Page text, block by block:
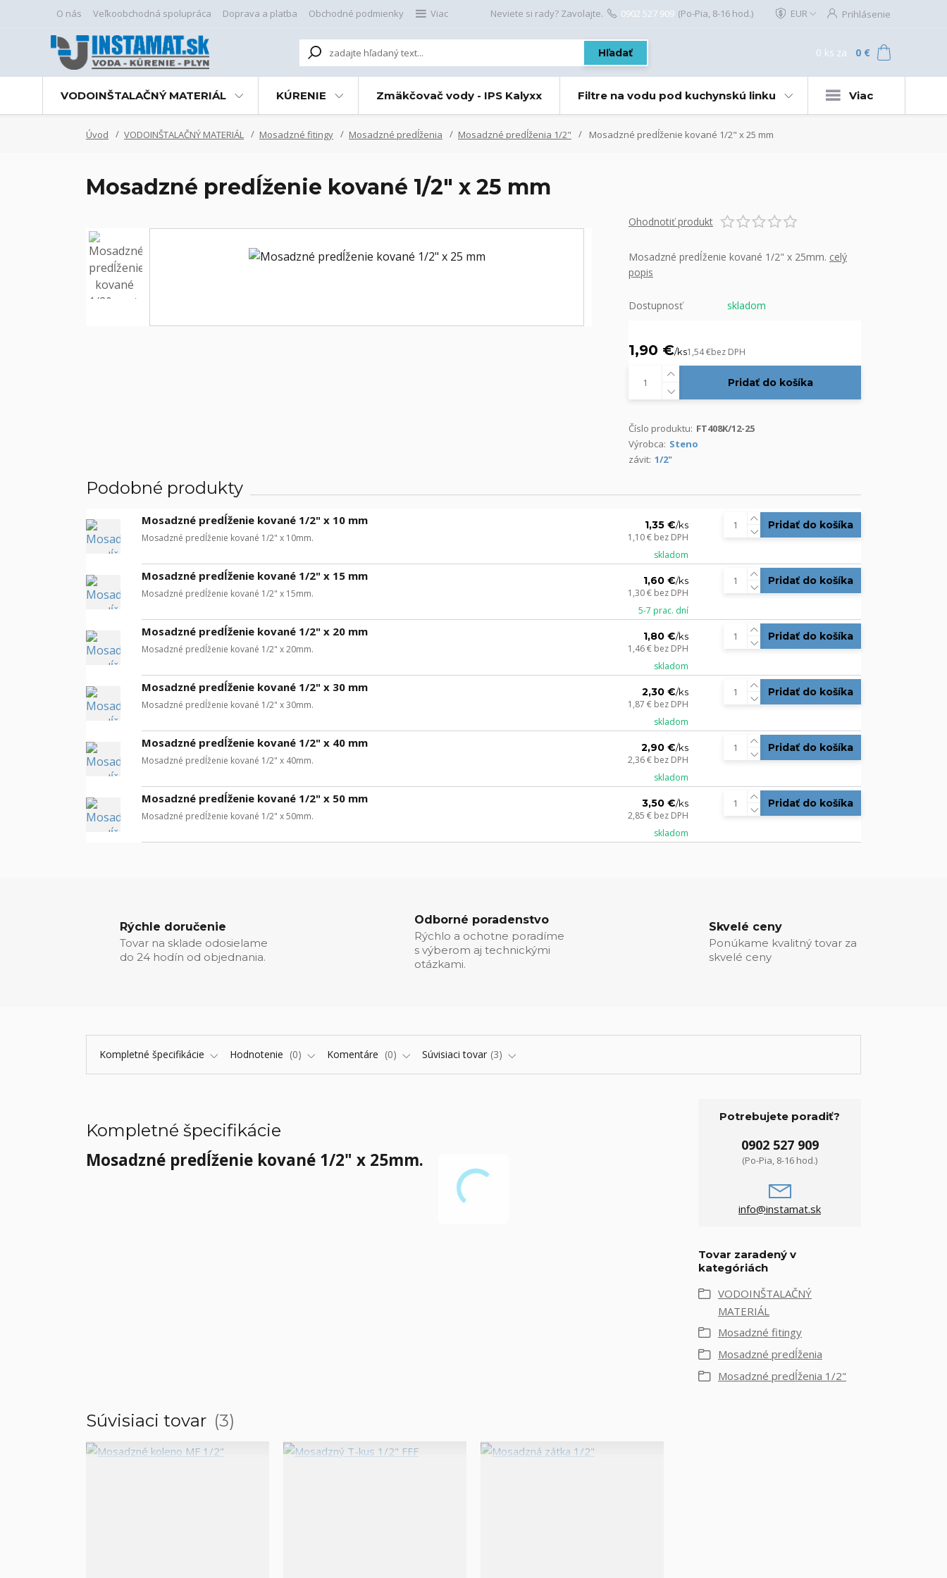
O nás Veľkoobchodná spolupráca Doprava a platba Obchodné podmienky Viac EUR Prihlásenie
Hľadať
Neviete si rady? Zavolajte. 0902 527 909 (Po-Pia, 8-16 hod.)
0 ks za 0 €
VODOINŠTALAČNÝ MATERIÁL KÚRENIE Zmäkčovač vody - IPS Kalyxx Filtre na vodu pod kuchynskú linku Viac
Úvod VODOINŠTALAČNÝ MATERIÁL Mosadzné fitingy Mosadzné predĺženia Mosadzné predĺženia 1/2" Mosadzné predĺženie kované 1/2" x 25 mm
Mosadzné predĺženie kované 1/2" x 25 mm
Ohodnotiť produkt
Mosadzné predĺženie kované 1/2" x 25mm. celý
popis
Dostupnosť skladom
1,90 €/ks1,54 €bez DPH
Pridať do košíka
Číslo produktu: FT408K/12-25
Výrobca: Steno
závit: 1/2"
Podobné produkty
Mosadzné predĺženie kované 1/2" x 10 mm
Mosadzné predĺženie kované 1/2" x 10mm.
1,35 €/ks
1,10 € bez DPH
skladom
Pridať do košíka
Mosadzné predĺženie kované 1/2" x 15 mm
Mosadzné predĺženie kované 1/2" x 15mm.
1,60 €/ks
1,30 € bez DPH
5-7 prac. dní
Pridať do košíka
Mosadzné predĺženie kované 1/2" x 20 mm
Mosadzné predĺženie kované 1/2" x 20mm.
1,80 €/ks
1,46 € bez DPH
skladom
Pridať do košíka
Mosadzné predĺženie kované 1/2" x 30 mm
Mosadzné predĺženie kované 1/2" x 30mm.
2,30 €/ks
1,87 € bez DPH
skladom
Pridať do košíka
Mosadzné predĺženie kované 1/2" x 40 mm
Mosadzné predĺženie kované 1/2" x 40mm.
2,90 €/ks
2,36 € bez DPH
skladom
Pridať do košíka
Mosadzné predĺženie kované 1/2" x 50 mm
Mosadzné predĺženie kované 1/2" x 50mm.
3,50 €/ks
2,85 € bez DPH
skladom
Pridať do košíka
Rýchle doručenie
Tovar na sklade odosielame
do 24 hodín od objednania.
Odborné poradenstvo
Rýchlo a ochotne poradíme
s výberom aj technickými
otázkami.
Skvelé ceny
Ponúkame kvalitný tovar za
skvelé ceny
Kompletné špecifikácie Hodnotenie 0 Komentáre 0 Súvisiaci tovar 3
Kompletné špecifikácie
Mosadzné predĺženie kované 1/2" x 25mm.
Potrebujete poradiť?
0902 527 909
(Po-Pia, 8-16 hod.)
info@instamat.sk
Tovar zaradený v
kategóriách
VODOINŠTALAČNÝ
MATERIÁL
Mosadzné fitingy
Mosadzné predĺženia
Mosadzné predĺženia 1/2"
Súvisiaci tovar 3